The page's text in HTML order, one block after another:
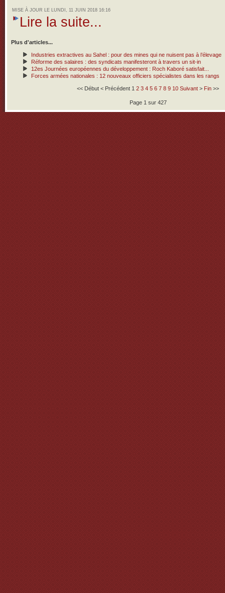
MISE À JOUR LE LUNDI, 11 JUIN 2018 16:16
Lire la suite...
Plus d'articles...
Industries extractives au Sahel : pour des mines qui ne nuisent pas à l’élevage
Réforme des salaires : des syndicats manifesteront à travers un sit-in
12es Journées européennes du développement : Roch Kaboré satisfait...
Forces armées nationales : 12 nouveaux officiers spécialistes dans les rangs
<< Début < Précédent 1 2 3 4 5 6 7 8 9 10 Suivant > Fin >>
Page 1 sur 427